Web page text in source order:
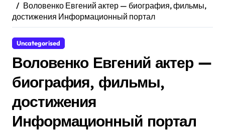
Воловенко Евгений актер — биография, фильмы,
достижения Информационный портал
Uncategorised
Воловенко Евгений актер —
биография, фильмы,
достижения
Информационный портал